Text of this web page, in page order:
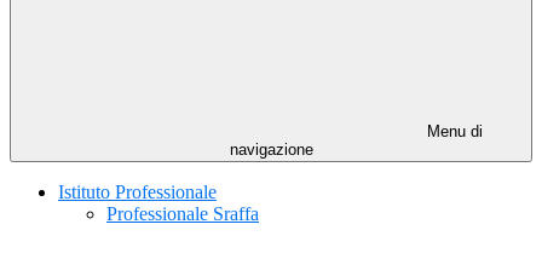
Menu di
navigazione
Istituto Professionale
Professionale Sraffa